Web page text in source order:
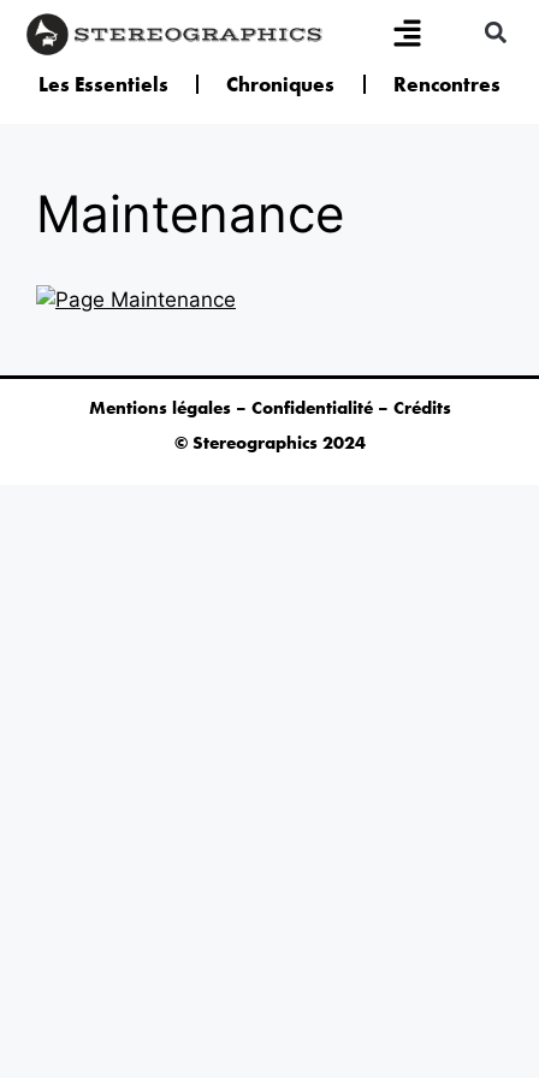
Les Essentiels Chroniques Rencontres
Maintenance
Mentions légales – Confidentialité – Crédits
© Stereographics 2024